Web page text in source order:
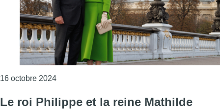
16 octobre 2024Consulter l'article "Le Roi et la Reine quittent
Le roi Philippe et la reine Mathilde